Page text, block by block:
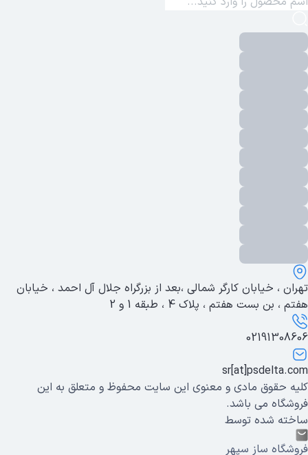
تهران ، خیابان کارگر شمالی ،بعد از بزرگراه جلال آل احمد ، خیابان
هفتم ، بن بست هفتم ، پلاک 4 ، طبقه 1 و 2
02191308606
sr[at]psdelta.com
کلیه حقوق مادی و معنوی این سایت محفوظ و متعلق به این
فروشگاه می باشد.
ساخته شده توسط
فروشگاه ساز سپهر